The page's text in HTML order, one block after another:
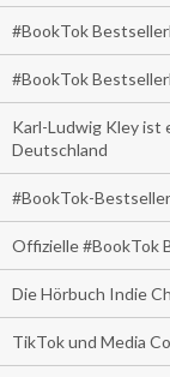
#BookTok
#BookTok
Karl-Ludwig Kley ist
Deutschland
#BookTok-
Offizielle #BookTok
Die Hörbuch Indie
TikTok und Media